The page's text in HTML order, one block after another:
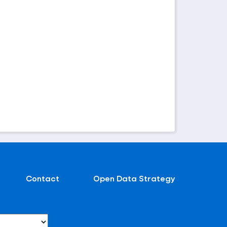
Contact Open Data Strategy